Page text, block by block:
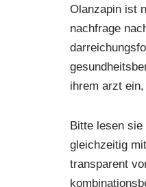
Olanzapin ist
nachfrage
ihrem arzt
Bitte lesen sie
gleichzeitig
transparent